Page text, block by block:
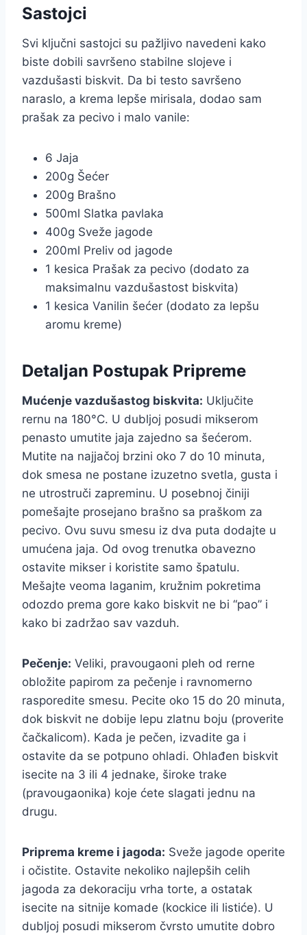
Sastojci
Svi ključni sastojci su pažljivo navedeni kako
biste dobili savršeno stabilne slojeve i
vazdušasti biskvit. Da bi testo savršeno
naraslo, a krema lepše mirisala, dodao sam
prašak za pecivo i malo vanile:
6 Jaja
200g Šećer
200g Brašno
500ml Slatka pavlaka
400g Sveže jagode
200ml Preliv od jagode
1 kesica Prašak za pecivo (dodato za
maksimalnu vazdušastost biskvita)
1 kesica Vanilin šećer (dodato za lepšu
aromu kreme)
Detaljan Postupak Pripreme
Mućenje vazdušastog biskvita: Uključite
rernu na 180°C. U dubljoj posudi mikserom
penasto umutite jaja zajedno sa šećerom.
Mutite na najjačoj brzini oko 7 do 10 minuta,
dok smesa ne postane izuzetno svetla, gusta i
ne utrostruči zapreminu. U posebnoj činiji
pomešajte prosejano brašno sa praškom za
pecivo. Ovu suvu smesu iz dva puta dodajte u
umućena jaja. Od ovog trenutka obavezno
ostavite mikser i koristite samo špatulu.
Mešajte veoma laganim, kružnim pokretima
odozdo prema gore kako biskvit ne bi “pao” i
kako bi zadržao sav vazduh.
Pečenje: Veliki, pravougaoni pleh od rerne
obložite papirom za pečenje i ravnomerno
rasporedite smesu. Pecite oko 15 do 20 minuta,
dok biskvit ne dobije lepu zlatnu boju (proverite
čačkalicom). Kada je pečen, izvadite ga i
ostavite da se potpuno ohladi. Ohlađen biskvit
isecite na 3 ili 4 jednake, široke trake
(pravougaonika) koje ćete slagati jednu na
drugu.
Priprema kreme i jagoda: Sveže jagode operite
i očistite. Ostavite nekoliko najlepših celih
jagoda za dekoraciju vrha torte, a ostatak
isecite na sitnije komade (kockice ili listiće). U
dubljoj posudi mikserom čvrsto umutite dobro